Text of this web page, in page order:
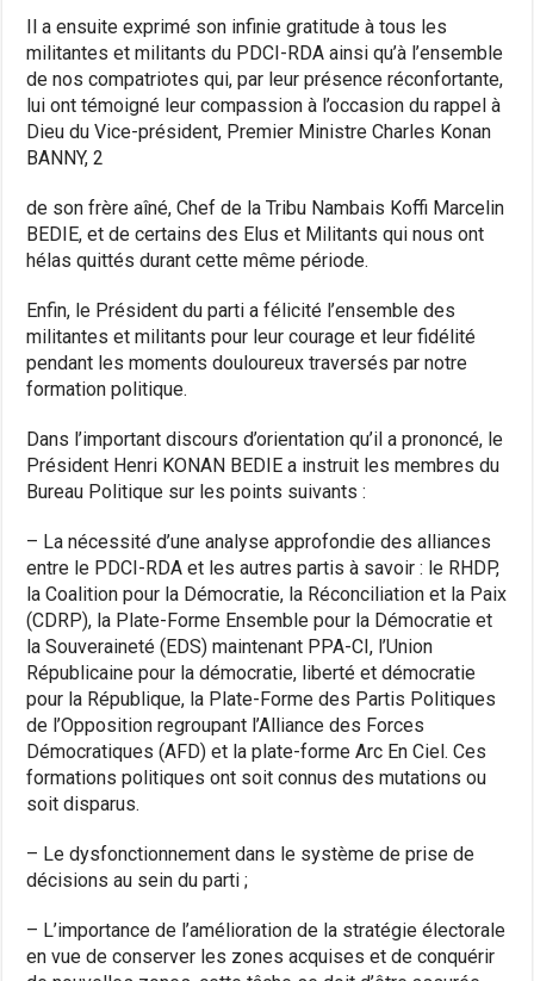
Il a ensuite exprimé son infinie gratitude à tous les
militantes et militants du PDCI-RDA ainsi qu’à l’ensemble
de nos compatriotes qui, par leur présence réconfortante,
lui ont témoigné leur compassion à l’occasion du rappel à
Dieu du Vice-président, Premier Ministre Charles Konan
BANNY, 2
de son frère aîné, Chef de la Tribu Nambais Koffi Marcelin
BEDIE, et de certains des Elus et Militants qui nous ont
hélas quittés durant cette même période.
Enfin, le Président du parti a félicité l’ensemble des
militantes et militants pour leur courage et leur fidélité
pendant les moments douloureux traversés par notre
formation politique.
Dans l’important discours d’orientation qu’il a prononcé, le
Président Henri KONAN BEDIE a instruit les membres du
Bureau Politique sur les points suivants :
– La nécessité d’une analyse approfondie des alliances
entre le PDCI-RDA et les autres partis à savoir : le RHDP,
la Coalition pour la Démocratie, la Réconciliation et la Paix
(CDRP), la Plate-Forme Ensemble pour la Démocratie et
la Souveraineté (EDS) maintenant PPA-CI, l’Union
Républicaine pour la démocratie, liberté et démocratie
pour la République, la Plate-Forme des Partis Politiques
de l’Opposition regroupant l’Alliance des Forces
Démocratiques (AFD) et la plate-forme Arc En Ciel. Ces
formations politiques ont soit connus des mutations ou
soit disparus.
– Le dysfonctionnement dans le système de prise de
décisions au sein du parti ;
– L’importance de l’amélioration de la stratégie électorale
en vue de conserver les zones acquises et de conquérir